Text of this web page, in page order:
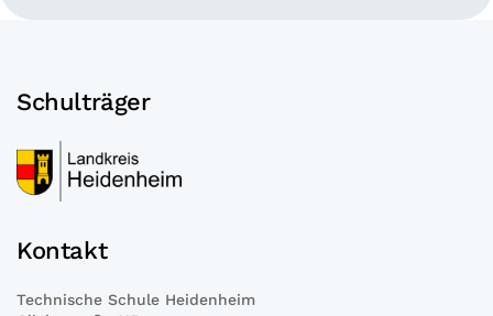
Schulträger
Kontakt
Technische Schule Heidenheim